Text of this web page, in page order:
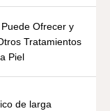
Ofrecer y
Tratamientos
Piel
de larga